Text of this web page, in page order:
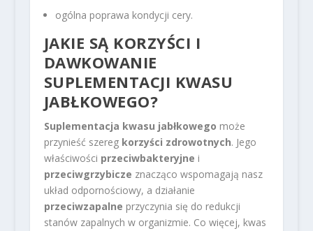
ogólna poprawa kondycji cery.
JAKIE SĄ KORZYŚCI I
DAWKOWANIE
SUPLEMENTACJI KWASU
JABŁKOWEGO?
Suplementacja kwasu jabłkowego może
przynieść szereg korzyści zdrowotnych. Jego
właściwości przeciwbakteryjne i
przeciwgrzybicze znacząco wspomagają nasz
układ odpornościowy, a działanie
przeciwzapalne przyczynia się do redukcji
stanów zapalnych w organizmie. Co więcej, kwas